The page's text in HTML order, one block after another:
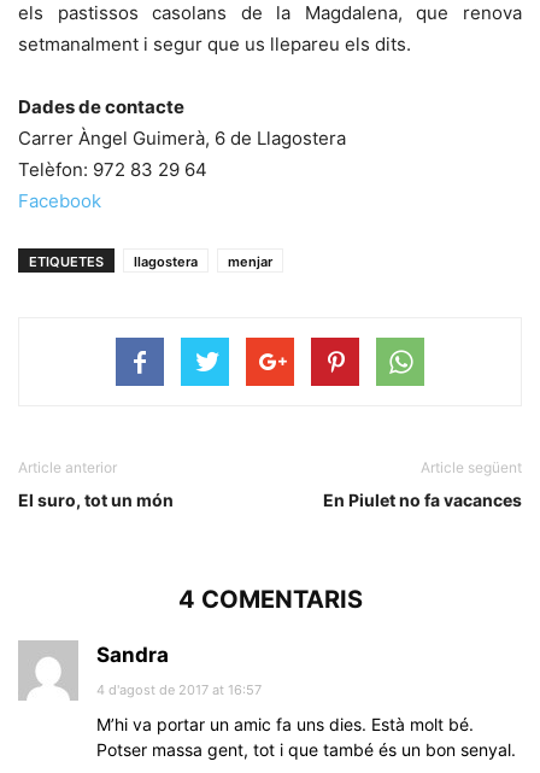
els pastissos casolans de la Magdalena, que renova
setmanalment i segur que us llepareu els dits.
Dades de contacte
Carrer Àngel Guimerà, 6 de Llagostera
Telèfon: 972 83 29 64
Facebook
ETIQUETES llagostera menjar
Article anterior
El suro, tot un món
Article següent
En Piulet no fa vacances
4 COMENTARIS
Sandra
4 d'agost de 2017 at 16:57
M’hi va portar un amic fa uns dies. Està molt bé.
Potser massa gent, tot i que també és un bon senyal.